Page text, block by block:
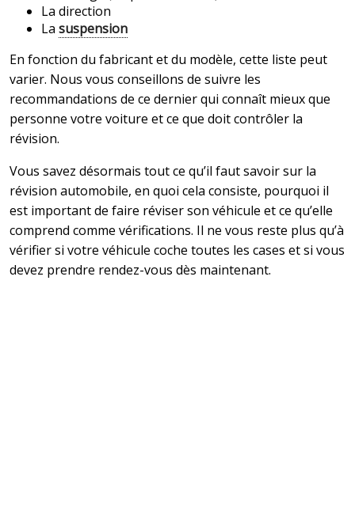
La direction
La suspension
En fonction du fabricant et du modèle, cette liste peut
varier. Nous vous conseillons de suivre les
recommandations de ce dernier qui connaît mieux que
personne votre voiture et ce que doit contrôler la
révision.
Vous savez désormais tout ce qu’il faut savoir sur la
révision automobile, en quoi cela consiste, pourquoi il
est important de faire réviser son véhicule et ce qu’elle
comprend comme vérifications. Il ne vous reste plus qu’à
vérifier si votre véhicule coche toutes les cases et si vous
devez prendre rendez-vous dès maintenant.